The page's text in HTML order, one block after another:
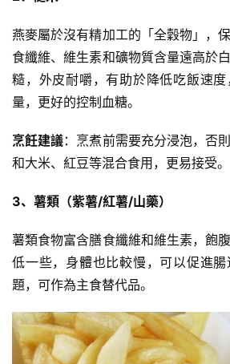
燕麥屬於沒有精加工的「全穀物」，
食纖維、維生素和礦物質含量遠高於
糙，外皮耐嚼，有助於降低吃飯速
量，更好的控制血糖。
烹飪建議：烹煮前需要充分浸泡，否
和大米、紅豆等混合食用，更易接受。
3、薯類（紫薯/紅薯/山藥）
薯類食物富含膳食纖維和維生素，飽
低一些，身體也比較慢，可以促進
題，可作為主食替代品。